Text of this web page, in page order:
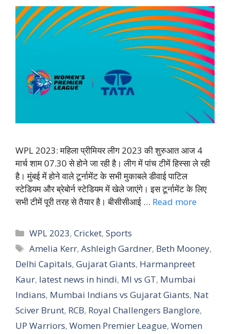
WPL 2023: महिला प्रीमियर लीग 2023 की शुरुआत आज 4
मार्च शाम 07.30 से होने जा रही है। लीग में पांच टीमें हिस्सा ले रही
है। मुंबई में होने वाले टूर्नामेंट के सभी मुकाबले डीवाई पाटिल
स्टेडियम और ब्रेबोर्न स्टेडियम में खेले जाएंगे। इस टूर्नामेंट के लिए
सभी टीमें पूरी तरह से तैयार है। बीसीसीआई … Read more
Categories
WPL 2023,Cricket,Sports
Tags
Amelia Kerr,Ashleigh Gardner, Beth Mooney,
Delhi Capitals, Gujarat Giants, Harmanpreet
Kaur, latest news in hindi, MI vs GT, Mumbai
Indians, Mumbai Indians vs Gujarat Giants, Nat
Sciver Brunt, RCB, Royal Challengers Banglore,
UP Warriors, Women Premier League, Women